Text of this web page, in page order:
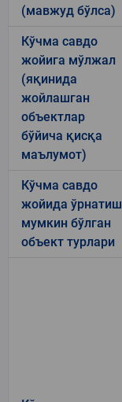
(мавжуд бўлса)
Кўчма савдо
жойига мўлжал
(яқинида
жойлашган
объектлар
бўйича қисқа
маълумот)
Кўчма савдо
жойида ўрнатиш
мумкин бўлган
объект турлари